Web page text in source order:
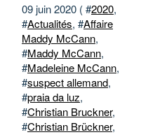
09 juin 2020 ( #2020,
#Actualités, #Affaire
Maddy McCann,
#Maddy McCann,
#Madeleine McCann,
#suspect allemand,
#praia da luz,
#Christian Bruckner,
#Christian Brückner,